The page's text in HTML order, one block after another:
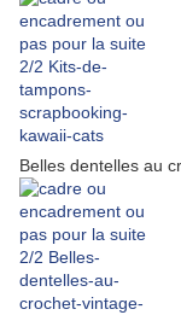
Belles dentelles au